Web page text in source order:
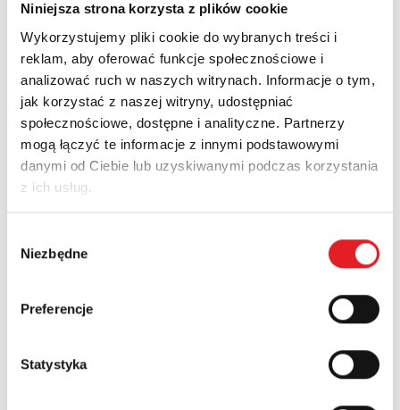
Niniejsza strona korzysta z plików cookie
Wykorzystujemy pliki cookie do wybranych treści i
reklam, aby oferować funkcje społecznościowe i
analizować ruch w naszych witrynach. Informacje o tym,
jak korzystać z naszej witryny, udostępniać
społecznościowe, dostępne i analityczne. Partnerzy
mogą łączyć te informacje z innymi podstawowymi
danymi od Ciebie lub uzyskiwanymi podczas korzystania
z ich usług.
zgody
Niezbędne
Preferencje
Statystyka
Zapytaj o szczegóły oferty
Imię i nazwisko: *
Adres e-mail: *
Nazwa firmy: